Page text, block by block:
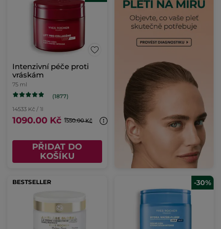
Intenzivní péče proti
vráskám
75 ml
(1877)
14533 Kč / 1l
1090.00 Kč 1550.00 Kč
PŘIDAT DO
KOŠÍKU
BESTSELLER -30%